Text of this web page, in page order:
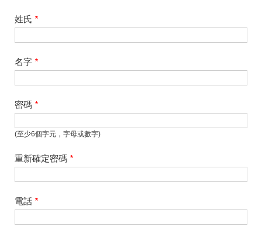
姓氏 *
名字 *
密碼 *
(至少6個字元，字母或數字)
重新確定密碼 *
電話 *